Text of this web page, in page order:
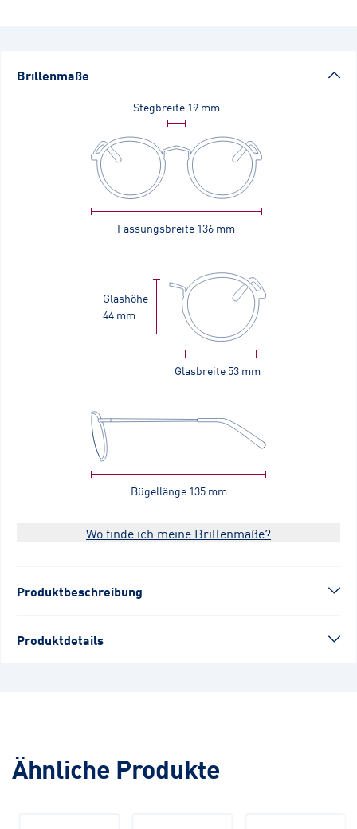
Brillenmaße
Stegbreite 19 mm
Fassungsbreite 136 mm
Glasbreite 53 mm
Glashöhe
44 mm
Bügellänge 135 mm
Wo finde ich meine Brillenmaße?
Produktbeschreibung
Produktdetails
Ähnliche Produkte